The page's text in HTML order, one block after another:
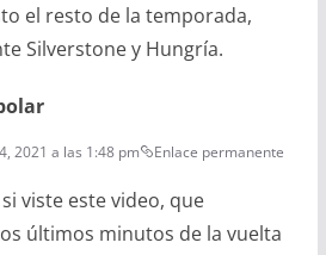
el resto de la temporada,
Silverstone y Hungría.
2021 a las 1:48 pm Enlace permanente
viste este video, que
últimos minutos de la vuelta